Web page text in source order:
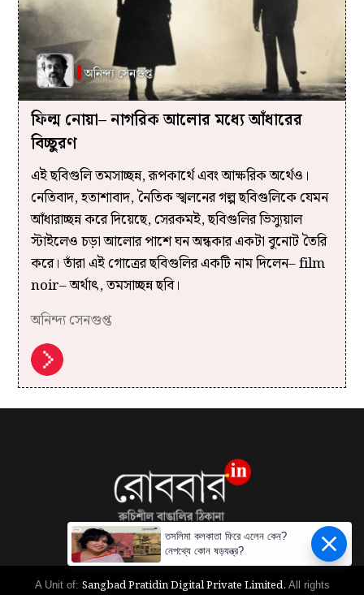
ফিল্ম নোয়া– নাগরিক আলোর মধ্যে আঁধারের
বিচ্ছুরণ
এই ছবিগুলি তমসাচ্ছন্ন, রূপকার্থে এবং আক্ষরিক অর্থেও।
নেতিবাদ, হতাশাবাদ, নৈতিক স্খলনের গল্প ছবিগুলিকে যেমন
আঁধারাচ্ছন্ন করে দিয়েছে, সেরকমই, ছবিগুলির ভিস্যুয়াল
স্টাইলেও চড়া আলোর পাশে ঘন অন্ধকার একটা বুনোট তৈরি
করে। তাঁরা এই গোত্রের ছবিগুলির একটি নাম দিলেন– film
noir– অর্থাৎ, তমসাচ্ছন্ন ছবি।
অনিন্দ্য সেনগুপ্ত
A Unit of: Sangbad Pratidin Digital Private Limited. All rights
তসলিমা কলকাতা ফিরে এলেন কেন?
নেপথ্যে কোন ষড়যন্ত্র?